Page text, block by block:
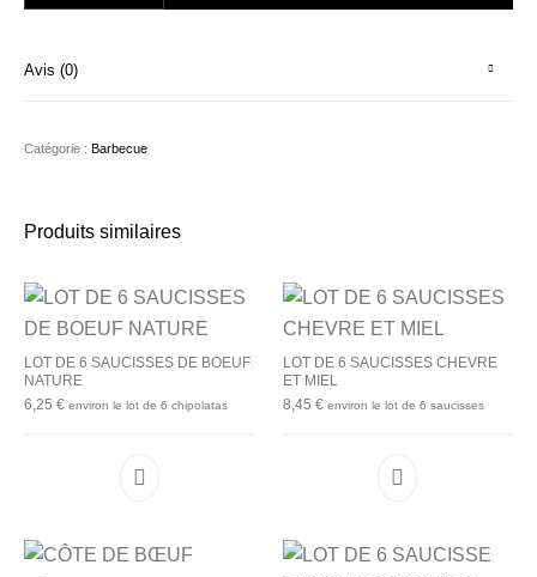
Avis (0)
Catégorie : Barbecue
Produits similaires
LOT DE 6 SAUCISSES DE BOEUF
NATURE
6,25€ environ le lot de 6 chipolatas
LOT DE 6 SAUCISSES CHEVRE
ET MIEL
8,45 € environ le lot de 6 saucisses